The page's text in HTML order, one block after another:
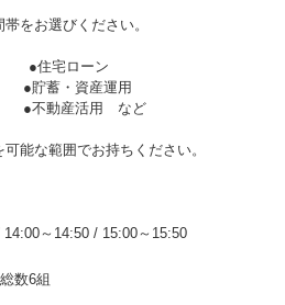
をお選びください。
） ●住宅ローン
貯蓄・資産運用
動産活用 など
能な範囲でお持ちください。
14:00～14:50 / 15:00～15:50
数6組